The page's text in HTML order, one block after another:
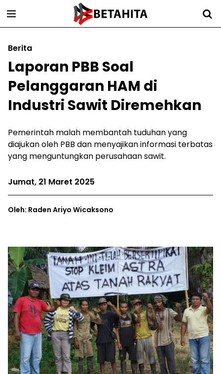
Berita
Laporan PBB Soal
Pelanggaran HAM di
Industri Sawit Diremehkan
Pemerintah malah membantah tuduhan yang
diajukan oleh PBB dan menyajikan informasi terbatas
yang menguntungkan perusahaan sawit.
Jumat, 21 Maret 2025
Oleh: Raden Ariyo Wicaksono